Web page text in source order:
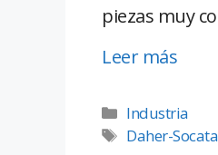
piezas muy
Leer más
Industria
Daher-Socata